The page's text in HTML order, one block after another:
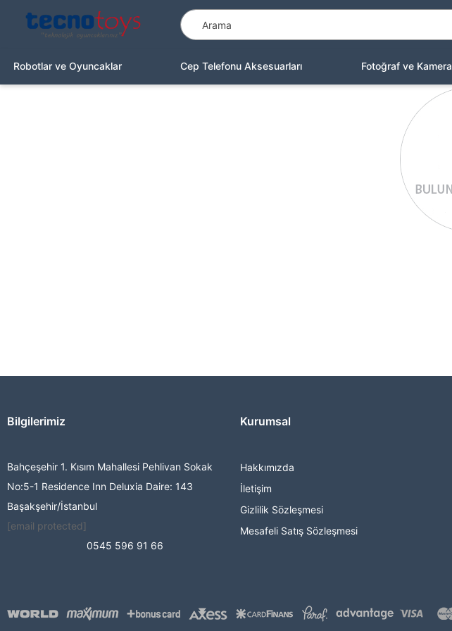
Robotlar ve Oyuncaklar Cep Telefonu Aksesuarları Fotoğraf ve Kamera
Bilgilerimiz
Bahçeşehir 1. Kısım Mahallesi Pehlivan Sokak
No:5-1 Residence Inn Deluxia Daire: 143
Başakşehir/İstanbul
[email protected]
0545 596 91 66
Kurumsal
Hakkımızda
İletişim
Gizlilik Sözleşmesi
Mesafeli Satış Sözleşmesi